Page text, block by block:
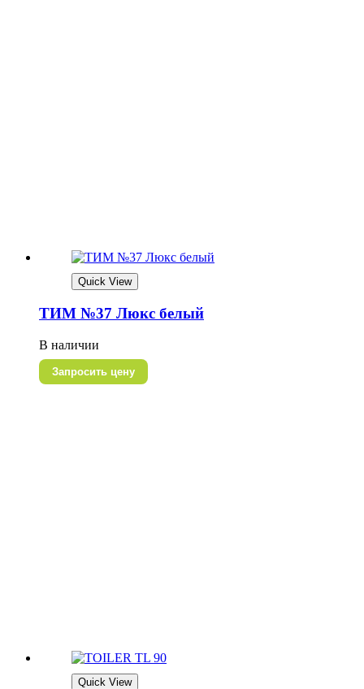
Quick View
ТИМ №37 Люкс белый
В наличии
Запросить цену
Quick View